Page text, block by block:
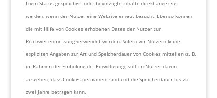
Login-Status gespeichert oder bevorzugte Inhalte direkt angezeigt
werden, wenn der Nutzer eine Website erneut besucht. Ebenso können
die mit Hilfe von Cookies erhobenen Daten der Nutzer zur
Reichweitenmessung verwendet werden. Sofern wir Nutzern keine
expliziten Angaben zur Art und Speicherdauer von Cookies mitteilen (z. B.
im Rahmen der Einholung der Einwilligung), sollten Nutzer davon
ausgehen, dass Cookies permanent sind und die Speicherdauer bis zu
zwei Jahre betragen kann.